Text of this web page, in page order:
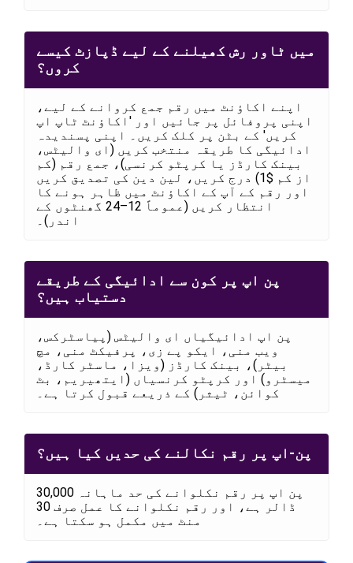
میں ٹاور رش کھیلنے کے لیے ڈپازٹ کیسے
کروں؟
اپنے اکاؤنٹ میں رقم جمع کروانے کے لیے،
اپنی پروفائل پر جائیں اور 'اکاؤنٹ ٹاپ اپ
کریں' کے بٹن پر کلک کریں۔ اپنی پسندیدہ
ادائیگی کا طریقہ منتخب کریں (ای والیٹس،
بینک کارڈز یا کرپٹو کرنسی)، جمع رقم (کم
از کم $1) درج کریں، لین دین کی تصدیق کریں
اور رقم کے آپ کے اکاؤنٹ میں ظاہر ہونے کا
انتظار کریں (عموماً 12–24 گھنٹوں کے
اندر)۔
پن اپ پر کون سے ادائیگی کے طریقے
دستیاب ہیں؟
پن اپ ادائیگیاں ای والیٹس (پیاسٹرکس،
ویب منی، ایکو پے زی، پرفیکٹ منی، مچ
بیٹر)، بینک کارڈز (ویزا، ماسٹر کارڈ،
میسٹرو) اور کرپٹو کرنسیاں (ایتھیریم، بٹ
کوائن، ٹیثر) کے ذریعے قبول کرتا ہے۔
پن-اپ پر رقم نکالنے کی حدیں کیا ہیں؟
پن اپ پر رقم نکلوانے کی حد ماہانہ 30,000
ڈالر ہے، اور رقم نکلوانے کا عمل صرف 30
منٹ میں مکمل ہو سکتا ہے۔